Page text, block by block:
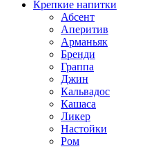
Крепкие напитки
Абсент
Аперитив
Арманьяк
Бренди
Граппа
Джин
Кальвадос
Кашаса
Ликер
Настойки
Ром